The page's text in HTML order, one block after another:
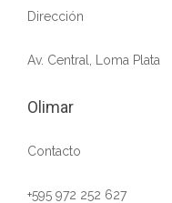
Dirección
Av. Central, Loma Plata
Olimar
Contacto
+595 972 252 627